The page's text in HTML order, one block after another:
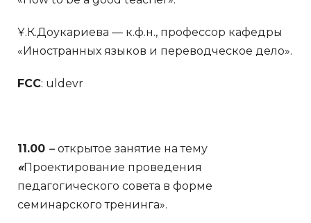
Ұ.К.Доукариева — к.ф.н., профессор кафедры
«Иностранных языков и переводческое дело».
FCC: uldevr
11.00 –открытое занятие на тему
«Проектирование проведения
педагогического совета в форме
семинарского тренинга».